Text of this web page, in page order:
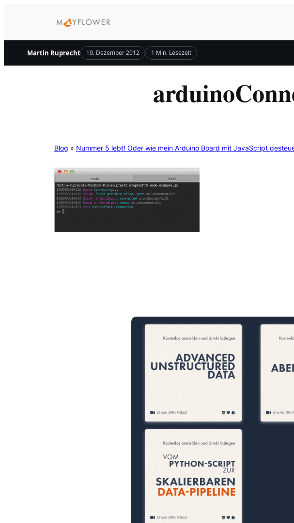
Martin Ruprecht 19. Dezember 2012 1 Min. Lesezeit
Blog » Nummer 5 lebt! Oder wie mein Arduino Board mit JavaScript